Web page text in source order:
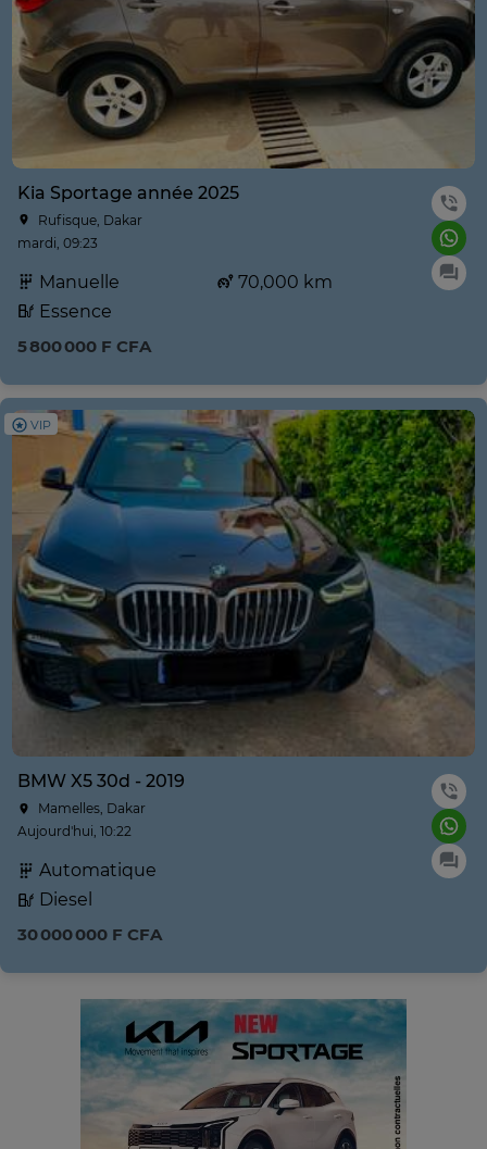
Kia Sportage année 2025
Rufisque, Dakar
mardi, 09:23
Manuelle
70,000 km
Essence
5 800 000 F CFA
VIP
BMW X5 30d - 2019
Mamelles, Dakar
Aujourd'hui, 10:22
Automatique
Diesel
30 000 000 F CFA